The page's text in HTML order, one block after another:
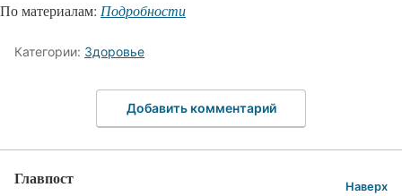
По материалам: Подробности
Категории: Здоровье
Добавить комментарий
Главпост Наверх